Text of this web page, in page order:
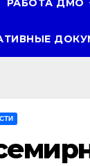
РАБОТА ДМО